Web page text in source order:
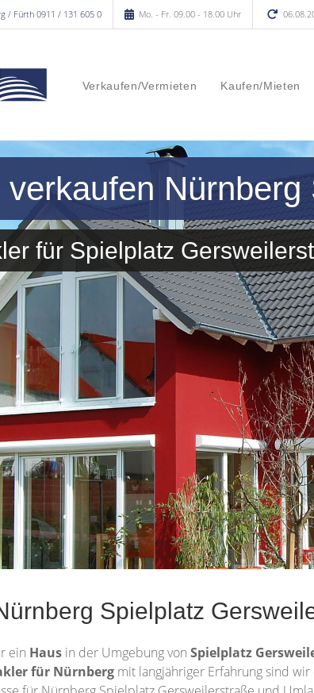
/ Fürth 0911 / 131 605 0 Mo. - Fr. 09.00 - 18.00 Uhr
Verkaufen/Vermieten Kaufen/Mieten
Nürnberg
für Spielplatz
Spielplatz
ein Haus in der Umgebung von Spielplatz
für Nürnberg mit langjähriger Erfahrung sind